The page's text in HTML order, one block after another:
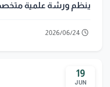
ينظم ورشة علمية
19
JUN